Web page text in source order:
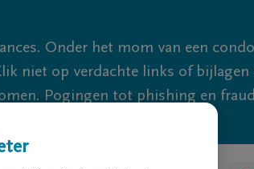
Onder het mom van een
niet op verdachte links of
Pogingen tot phishing en